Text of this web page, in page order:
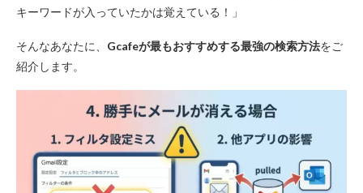
キーワードが入っていたかは覚えている！」
そんなあなたに、 Gcafeが最もおすすめする最強の検索方法をご
紹介します。